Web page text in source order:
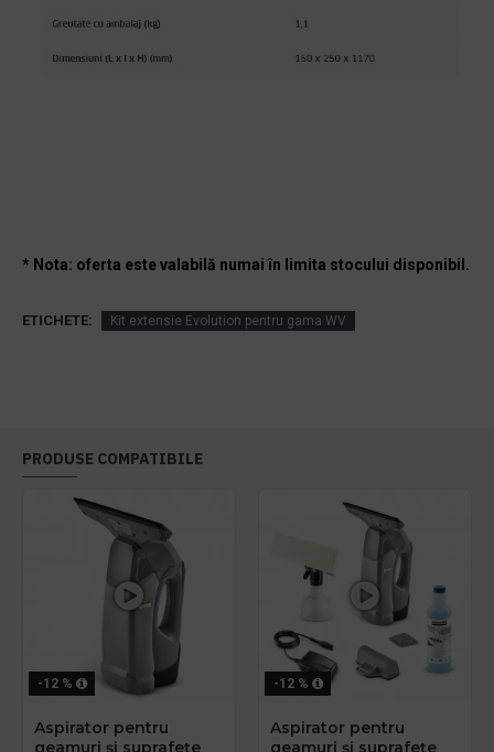
* Nota: oferta este valabilă numai în limita stocului disponibil.
ETICHETE: Kit extensie Evolution pentru gama WV
PRODUSE COMPATIBILE
-12 %
Aspirator pentru
geamuri și suprafețe
-12 %
Aspirator pentru
geamuri și suprafețe